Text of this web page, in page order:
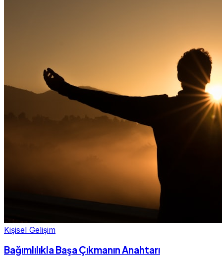
Kişisel Gelişim
Bağımlılıkla Başa Çıkmanın Anahtarı